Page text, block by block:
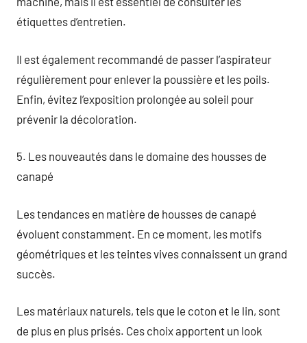
étiquettes d’entretien.
Il est également recommandé de passer l’aspirateur
régulièrement pour enlever la poussière et les poils.
Enfin, évitez l’exposition prolongée au soleil pour
prévenir la décoloration.
5. Les nouveautés dans le domaine des housses de
canapé
Les tendances en matière de housses de canapé
évoluent constamment. En ce moment, les motifs
géométriques et les teintes vives connaissent un grand
succès.
Les matériaux naturels, tels que le coton et le lin, sont
de plus en plus prisés. Ces choix apportent un look